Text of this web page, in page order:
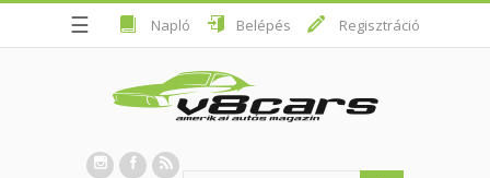
☰ Napló Belépés Regisztráció